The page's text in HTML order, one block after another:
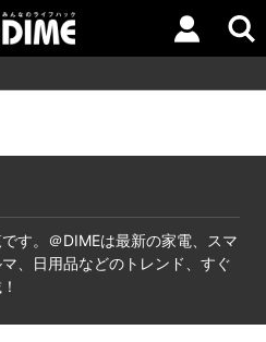
す。＠DIMEは最新の家電、スマ
、日用品などのトレンド、すぐ